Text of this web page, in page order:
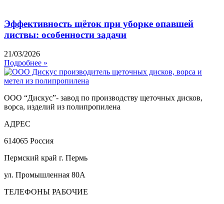
Эффективность щёток при уборке опавшей
листвы: особенности задачи
21/03/2026
Подробнее »
ООО “Дискус”- завод по производству щеточных дисков,
ворса, изделий из полипропилена
АДРЕС
614065 Россия
Пермский край г. Пермь
ул. Промышленная 80А
ТЕЛЕФОНЫ РАБОЧИЕ